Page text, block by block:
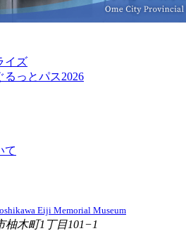
て
Eiji Memorial Museum
柚木町1丁目101−1